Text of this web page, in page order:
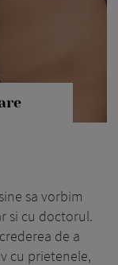
sa vorbim
si cu doctorul.
de a
cu prietenele,